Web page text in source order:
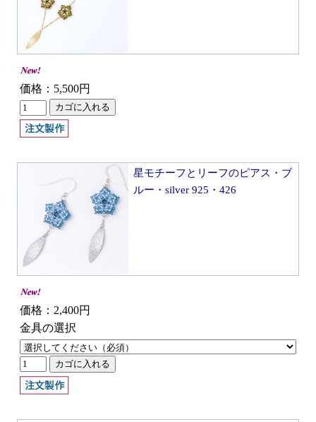
価格：5,500円
星モチーフとリーフのピアス・ブ
ルー・silver 925・426
価格：2,400円
金具の選択